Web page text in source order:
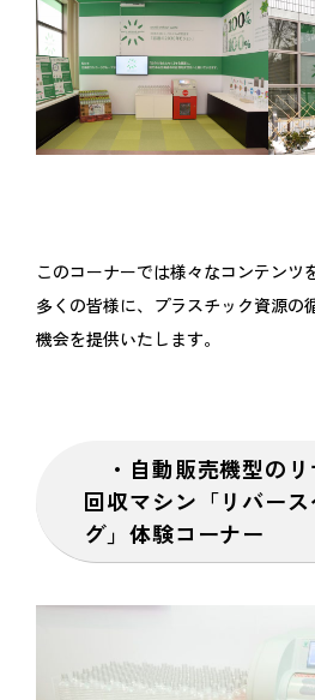
このコーナーでは様々なコンテンツ
多くの皆様に、プラスチック資源の
機会を提供いたします。
・自動販売機型のリ
回収マシン「リバー
グ」体験コーナー